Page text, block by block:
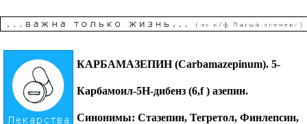
КАРБАМАЗЕПИН (Carbamazepinum). 5-
Карбамоил-5Н-дибенз (6,f ) азепин.
Синонимы: Стазепин, Тегретол, Финлепсин,